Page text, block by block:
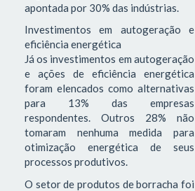
apontada por 30% das indústrias.
Investimentos em autogeração e
eficiência energética
Já os investimentos em autogeração
e ações de eficiência energética
foram elencados como alternativas
para 13% das empresas
respondentes. Outros 28% não
tomaram nenhuma medida para
otimização energética de seus
processos produtivos.
O setor de produtos de borracha foi